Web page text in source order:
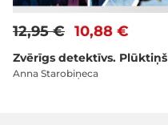
10,88 €
12,95 €
Zvērīgs detektīvs. Plūktiņš
Anna Starobiņeca